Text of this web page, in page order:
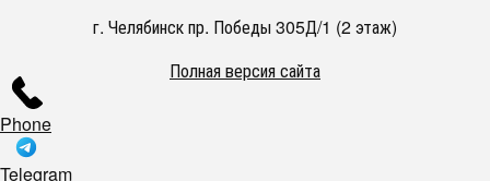
г. Челябинск пр. Победы 305Д/1 (2 этаж)
Полная версия сайта
Phone
Telegram